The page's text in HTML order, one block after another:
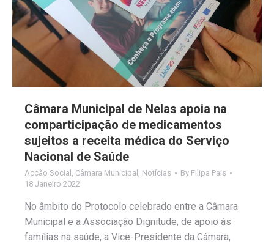
Câmara Municipal de Nelas apoia na
comparticipação de medicamentos
sujeitos a receita médica do Serviço
Nacional de Saúde
Acção Social , Câmara Municipal , Notícias By Filipa Pais
18 Janeiro 2022
No âmbito do Protocolo celebrado entre a Câmara
Municipal e a Associação Dignitude, de apoio às
famílias na saúde, a Vice-Presidente da Câmara,